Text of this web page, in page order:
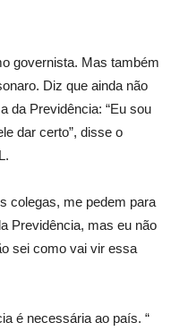
governista. Mas também
Diz que ainda não
da Previdência: “Eu sou
dar certo”, disse o
colegas, me pedem para
Previdência, mas eu não
sei como vai vir essa
é necessária ao país. “